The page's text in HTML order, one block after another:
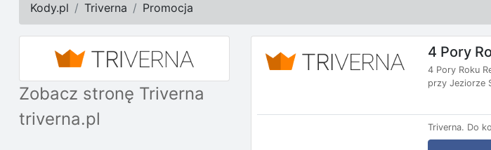
Kody.pl Triverna Promocja
Zobacz stronę Triverna
triverna.pl
4 Pory
4 Pory Roku
przy Jeziorze
Triverna. Do